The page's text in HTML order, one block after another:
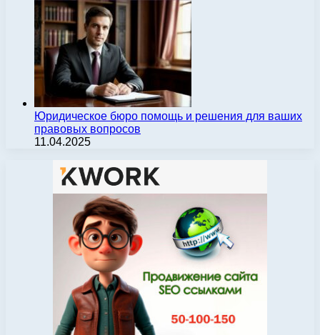
Юридическое бюро помощь и решения для ваших
правовых вопросов
11.04.2025